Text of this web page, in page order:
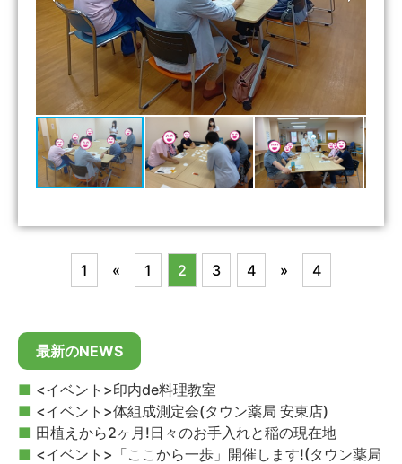
1 « 1 2 3 4 » 4
最新のNEWS
<イベント>印内de料理教室
<イベント>体組成測定会(タウン薬局 安東店)
田植えから2ヶ月!日々のお手入れと稲の現在地
<イベント>「ここから一歩」開催します!(タウン薬局